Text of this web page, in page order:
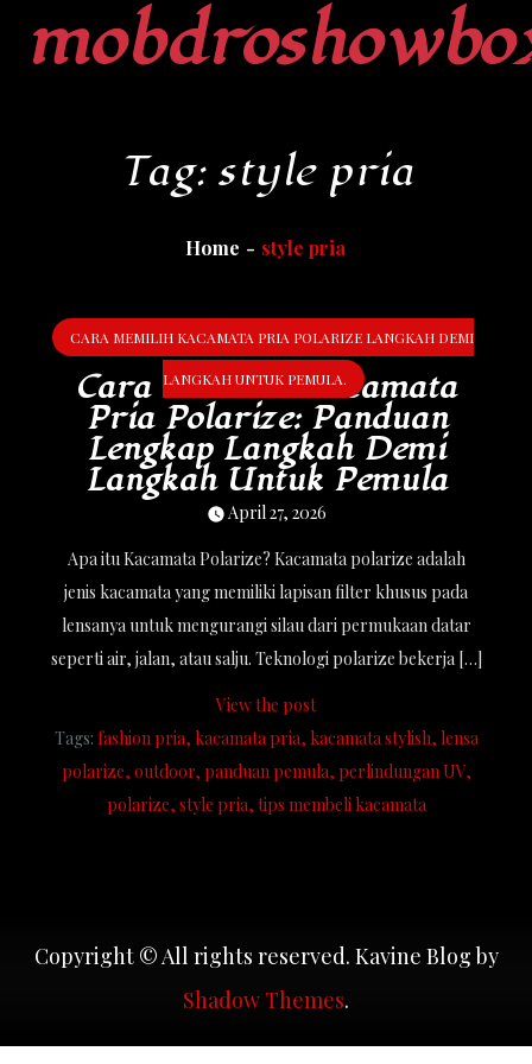
Tag: style pria
Home style pria
CARA MEMILIH KACAMATA PRIA POLARIZE LANGKAH DEMI
LANGKAH UNTUK PEMULA.
Cara Memilih Kacamata
Pria Polarize: Panduan
Lengkap Langkah Demi
Langkah Untuk Pemula
April 27, 2026
Apa itu Kacamata Polarize? Kacamata polarize adalah
jenis kacamata yang memiliki lapisan filter khusus pada
lensanya untuk mengurangi silau dari permukaan datar
seperti air, jalan, atau salju. Teknologi polarize bekerja […]
View the post
Tags: fashion pria kacamata pria kacamata stylish lensa
polarize outdoor panduan pemula perlindungan UV
polarize style pria tips membeli kacamata
Copyright © All rights reserved. Kavine Blog by
Shadow Themes.